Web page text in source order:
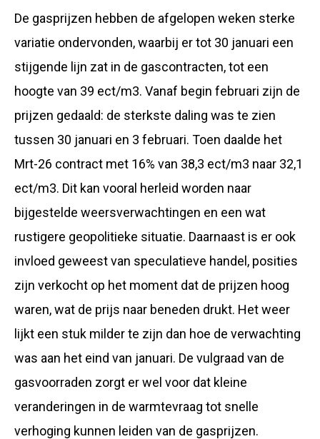
De gasprijzen hebben de afgelopen weken sterke
variatie ondervonden, waarbij er tot 30 januari een
stijgende lijn zat in de gascontracten, tot een
hoogte van 39 ect/m3. Vanaf begin februari zijn de
prijzen gedaald: de sterkste daling was te zien
tussen 30 januari en 3 februari. Toen daalde het
Mrt-26 contract met 16% van 38,3 ect/m3 naar 32,1
ect/m3. Dit kan vooral herleid worden naar
bijgestelde weersverwachtingen en een wat
rustigere geopolitieke situatie. Daarnaast is er ook
invloed geweest van speculatieve handel, posities
zijn verkocht op het moment dat de prijzen hoog
waren, wat de prijs naar beneden drukt. Het weer
lijkt een stuk milder te zijn dan hoe de verwachting
was aan het eind van januari. De vulgraad van de
gasvoorraden zorgt er wel voor dat kleine
veranderingen in de warmtevraag tot snelle
verhoging kunnen leiden van de gasprijzen.